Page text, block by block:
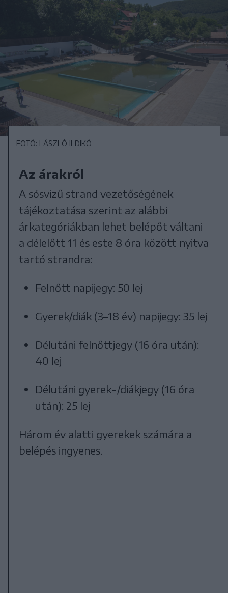
FOTÓ: LÁSZLÓ ILDIKÓ
Az árakról
A sósvizű strand vezetőségének
tájékoztatása szerint az alábbi
árkategóriákban lehet belépőt váltani
a délelőtt 11 és este 8 óra között nyitva
tartó strandra:
Felnőtt napijegy: 50 lej
Gyerek/diák (3–18 év) napijegy: 35 lej
Délutáni felnőttjegy (16 óra után):
40 lej
Délutáni gyerek-/diákjegy (16 óra
után): 25 lej
Három év alatti gyerekek számára a
belépés ingyenes.